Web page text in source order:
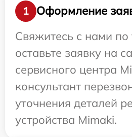
1
Оформление
Свяжитесь с нами
оставьте заявку на
сервисного центра
консультант
уточнения деталей
устройства Mimaki.